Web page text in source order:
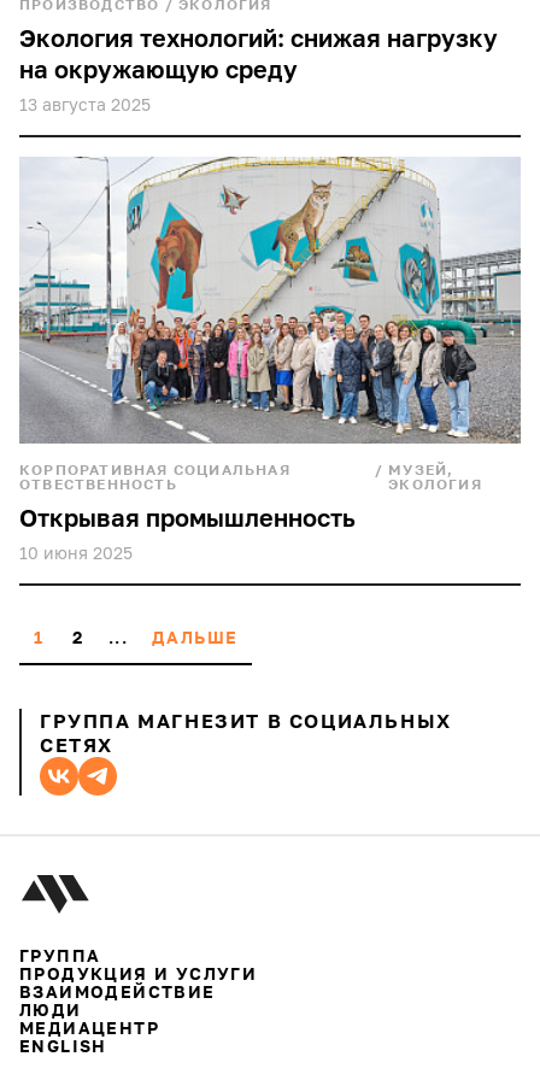
ПРОИЗВОДСТВО /ЭКОЛОГИЯ
Экология технологий: снижая нагрузку
на окружающую среду
13 августа 2025
КОРПОРАТИВНАЯ СОЦИАЛЬНАЯ
ОТВЕСТВЕННОСТЬ
/ МУЗЕЙ,
ЭКОЛОГИЯ
Открывая промышленность
10 июня 2025
1 2 ... ДАЛЬШЕ
ГРУППА МАГНЕЗИТ В СОЦИАЛЬНЫХ
СЕТЯХ
ГРУППА
ПРОДУКЦИЯ И УСЛУГИ
ВЗАИМОДЕЙСТВИЕ
ЛЮДИ
МЕДИАЦЕНТР
ENGLISH